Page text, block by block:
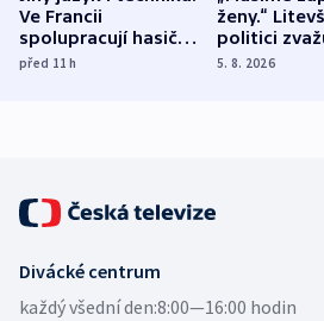
Ve Francii
spolupracují hasiči z
různých zemí
před 11h
ženy.“
politici
dohodu o
5. 8. 2026
Divácké centrum
každý všední den:8:00—16:00 hodin